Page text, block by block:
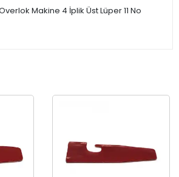
Makine 4 İplik Üst Lüper 11 No